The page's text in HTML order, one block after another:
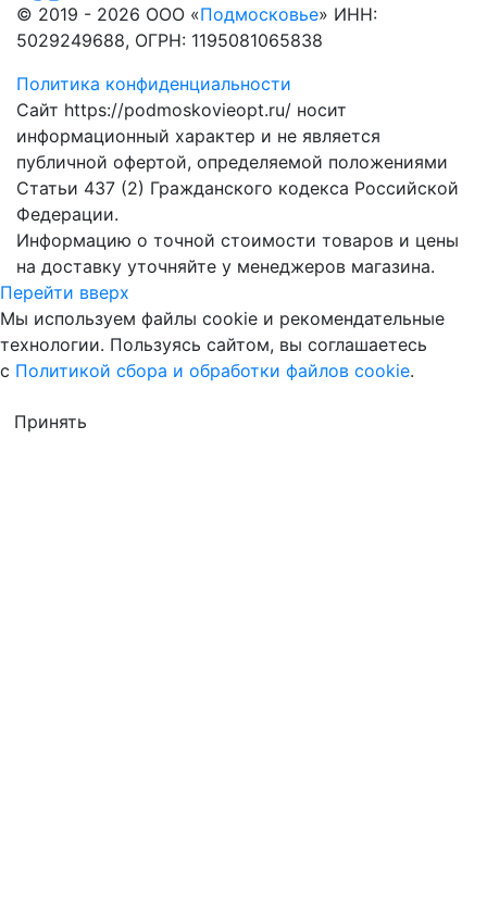
© 2019 - 2026 ООО «Подмосковье» ИНН:
5029249688, ОГРН: 1195081065838
Политика конфиденциальности
Сайт https://podmoskovieopt.ru/ носит
информационный характер и не является
публичной офертой, определяемой положениями
Статьи 437 (2) Гражданского кодекса Российской
Федерации.
Информацию о точной стоимости товаров и цены
на доставку уточняйте у менеджеров магазина.
Перейти вверх
Мы используем файлы cookie и рекомендательные
технологии. Пользуясь сайтом, вы соглашаетесь
с Политикой сбора и обработки файлов cookie.
Принять